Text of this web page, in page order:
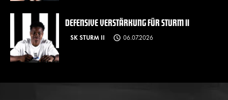
DEFENSIVE VERSTÄRKUNG FÜR STURM II
SK STURM II 06.07.2026